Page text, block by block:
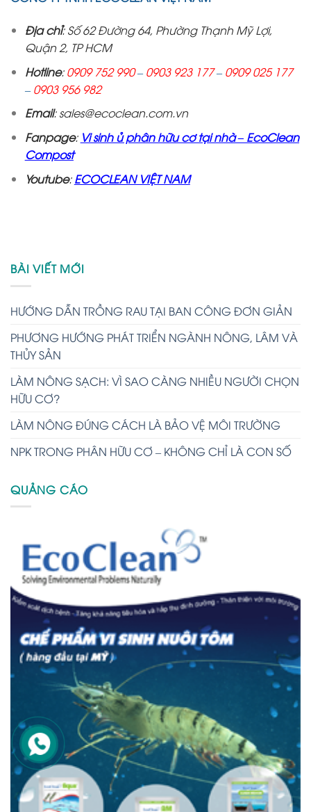
Địa chỉ: Số 62 Đường 64, Phường Thạnh Mỹ Lợi,
Quận 2, TP HCM
Hotline:0909 752 990–0903 923 177–0909 025 177
–0903 956 982
Email:sales@ecoclean.com.vn
Fanpage: Vi sinh ủ phân hữu cơ tại nhà – EcoClean
Compost
Youtube:ECOCLEAN VIỆT NAM
BÀI VIẾT MỚI
HƯỚNG DẪN TRỒNG RAU TẠI BAN CÔNG ĐƠN GIẢN
PHƯƠNG HƯỚNG PHÁT TRIỂN NGÀNH NÔNG, LÂM VÀ
THỦY SẢN
LÀM NÔNG SẠCH: VÌ SAO CÀNG NHIỀU NGƯỜI CHỌN
HỮU CƠ?
LÀM NÔNG ĐÚNG CÁCH LÀ BẢO VỆ MÔI TRƯỜNG
NPK TRONG PHÂN HỮU CƠ – KHÔNG CHỈ LÀ CON SỐ
QUẢNG CÁO